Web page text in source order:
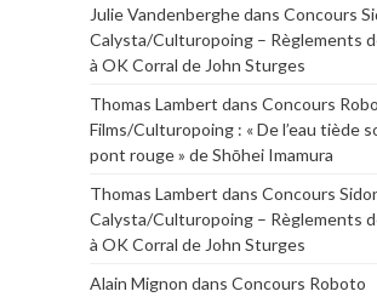
Julie Vandenberghedans Concours
Calysta/Culturopoing – Règlements
à OK Corral de John Sturges
Thomas Lambert dans Concours
Films/Culturopoing : « De l’eau tiède
pont rouge » de Shōhei Imamura
Thomas Lambert dans Concours
Calysta/Culturopoing – Règlements
à OK Corral de John Sturges
Alain Mignon dans Concours Roboto